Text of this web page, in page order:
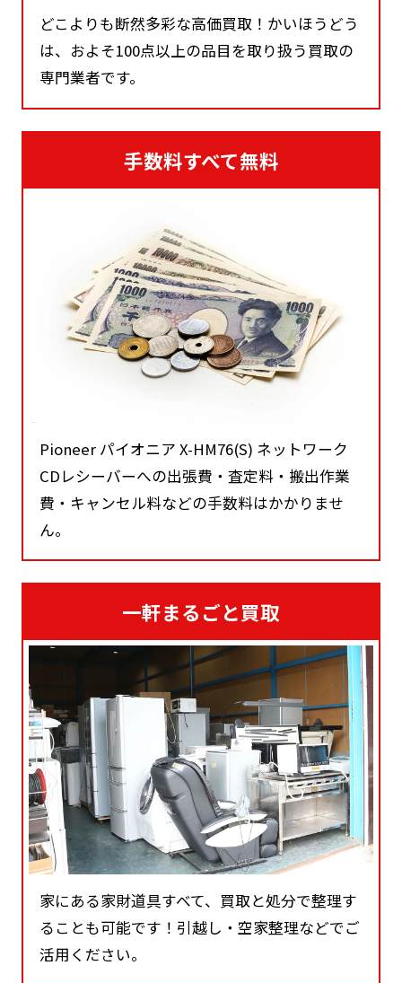
どこよりも断然多彩な高価買取！かいほうどう
は、およそ100点以上の品目を取り扱う買取の
専門業者です。
手数料すべて無料
Pioneer パイオニア X-HM76(S) ネットワーク
CDレシーバーへの出張費・査定料・搬出作業
費・キャンセル料などの手数料はかかりませ
ん。
一軒まるごと買取
家にある家財道具すべて、買取と処分で整理す
ることも可能です！引越し・空家整理などでご
活用ください。